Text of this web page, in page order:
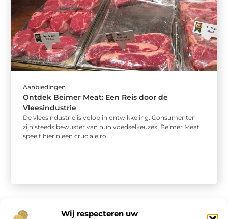
Wij respecteren uw
Aanbiedingen
Ontdek Beimer Meat: Een Reis door de
Vleesindustrie
De vleesindustrie is volop in ontwikkeling. Consumenten
zijn steeds bewuster van hun voedselkeuzes. Beimer Meat
speelt hierin een cruciale rol. ...